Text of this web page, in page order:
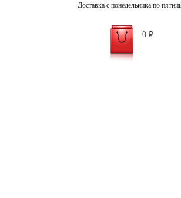
Доставка с понедельника по
0 ₽